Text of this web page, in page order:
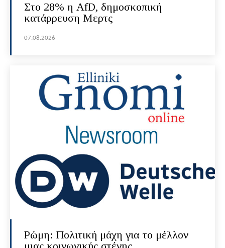
Στο 28% η AfD, δημοσκοπική
κατάρρευση Μερτς
07.08.2026
Ρώμη: Πολιτική μάχη για το μέλλον